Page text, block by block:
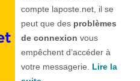
compte laposte.net, il se
peut que des problèmes
de connexion vous
empêchent d’accéder à
votre messagerie. Lire la